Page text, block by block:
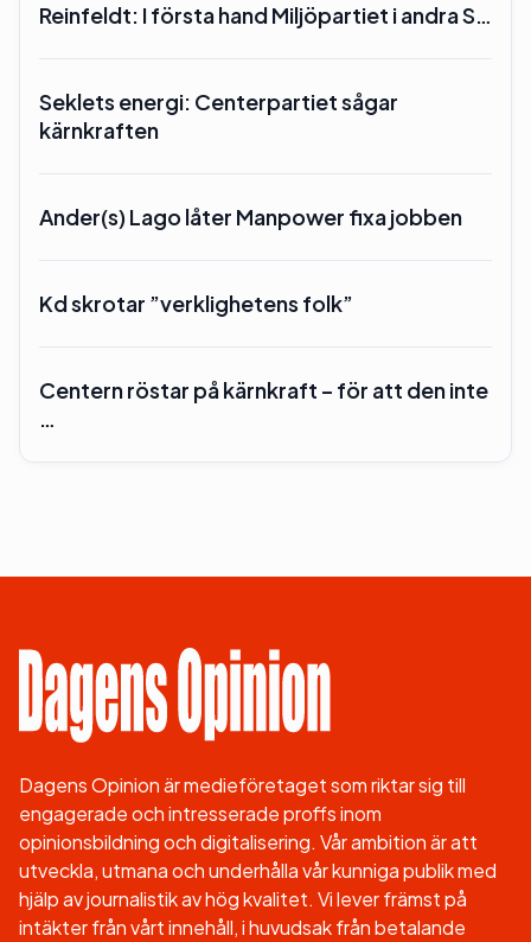
Reinfeldt: I första hand Miljöpartiet i andra S…
Seklets energi: Centerpartiet sågar
kärnkraften
Ander(s) Lago låter Manpower fixa jobben
Kd skrotar ”verklighetens folk”
Centern röstar på kärnkraft – för att den inte
…
Dagens Opinion är medieföretaget som riktar sig till
engagerade och intresserade proffs inom
opinionsbildning och digitalisering. Vår ambition är att
utveckla, utmana och underhålla vår kunniga publik med
hjälp av journalistik av hög kvalitet. Vi lever främst på
intäkter från vårt innehåll, i huvudsak från betalande